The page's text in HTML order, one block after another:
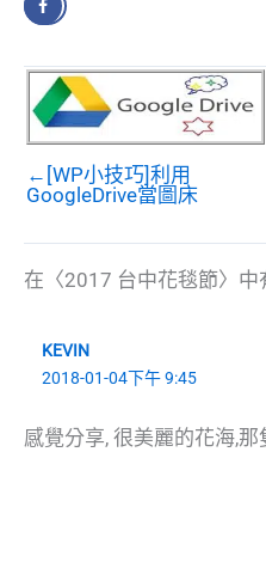
←[WP小技巧]利用
GoogleDrive當圖床
在〈2017 台中花毯節〉中
KEVIN
2018-01-04下午 9:45
感覺分享, 很美麗的花海,